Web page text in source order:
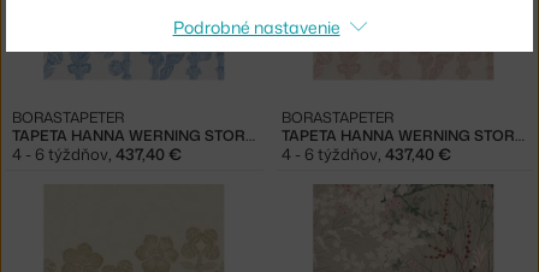
TAPETA HANNA WERNING STORFLAX 9661W
BORASTAPETER
4 - 6 týždňov, 437,40 €
TAPETA HANNA WERNING STORFLAX 9662W
BORASTAPETER
4 - 6 týždňov, 437,40 €
Podrobné nastavenie